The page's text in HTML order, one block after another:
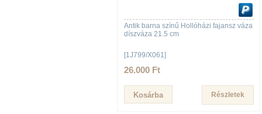
Antik barna színű Hollóházi fajansz váza
díszváza 21.5 cm
[1J799/X061]
26.000 Ft
Részletek